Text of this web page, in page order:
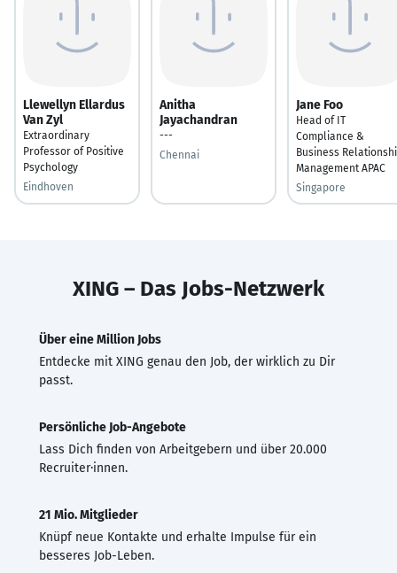
Llewellyn Ellardus
Van Zyl
Extraordinary
Professor of Positive
Psychology
Eindhoven
Anitha
Jayachandran
---
Chennai
Jane Foo
Head of IT
Compliance &
Business
Management APAC
Singapore
XING – Das Jobs-Netzwerk
Über eine Million Jobs
Entdecke mit XING genau den Job, der wirklich zu Dir
passt.
Persönliche Job-Angebote
Lass Dich finden von Arbeitgebern und über 20.000
Recruiter·innen.
21 Mio. Mitglieder
Knüpf neue Kontakte und erhalte Impulse für ein
besseres Job-Leben.